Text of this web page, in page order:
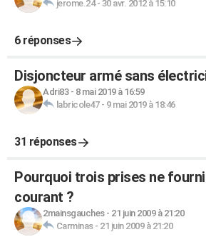
jerome.24- 30 avr. 2012 à 15:10
6 réponses
Disjoncteur armé sans
Adri83- 8 mai 2019 à 16:59
labricole47- 9 mai 2019 à 18:46
31 réponses
Pourquoi trois prises ne
courant ?
2mainsgauches- 21 juin 2009 à 21:20
Carminas- 21 juin 2009 à 21:20